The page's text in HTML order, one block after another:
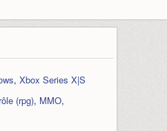
, Xbox Series X|S
(rpg), MMO,